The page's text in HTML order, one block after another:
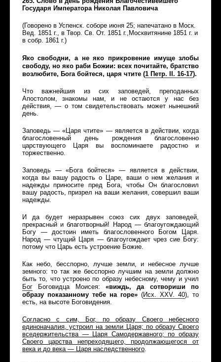
Государя Императора Николая Павловича
(Говорено в Успенск. соборе июня 25; напечатано в Моск.
Вед. 1851 г., в Твор. Св. От. 1851 г.,Москвитянине 1851 г. и
в собр. 1861 г.)
Яко свободни, а не яко прикровение имуще злобы
свободу, но яко раби Божии: всех почитайте, братство
возлюбите, Бога бойтеся, царя чтите(1 Петр. . 16-17).
Что важнейшия из сих заповедей, преподанных
Апостолом, знакомы нам, и не остаются у нас без
действия, — о том свидетельствовать может нынешний
день.
Заповедь — «Царя чтите» — является в действии, когда
благословенный день рождения благословенно
царствующего Царя вы воспоминаете радостно и
торжественно.
Заповедь — «Бога бойтеся» — является в действии,
когда вы вашу радость о Царе, ваши о нем желания и
надежды приносите пред Бога, чтобы Он благословил
вашу радость, призрел на ваши желания, совершил ваши
надежды.
И да будет неразрывен союз сих двух заповедей,
прекрасный и благотворный! Народ — благоугождающий
Богу — достоин иметь благословенного Богом Царя.
Народ — чтущий Царя — благоугождает чрез сие Богу:
потому что Царь есть устроение Божие.
Как небо, бесспорно, лучше земли, и небесное лучше
земного: то так же бесспорно лучшим на земли должно
быть то, что устроено по образу небесному, чему и учил
БогБоговидца Моисея: «виждь, да сотвориши по
образу показанному тебе на горе» (Исх .XXV. 40) , то
есть, на высоте Боговидения.
Согласно с сим, Бог, по образу Своего небесного
единоначалия, устроил на земли Царя; по образу Своего
вседержительства — Царя Самодержавного; по образу
Своего царства непреходящего, продолжающегося от
века и до века — Царя наследственного.